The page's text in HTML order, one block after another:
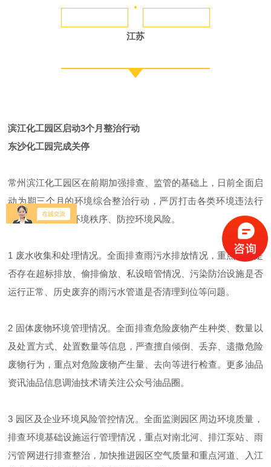
江苏
滨江化工园区启动3个月整治行动
东沙化工园完成关停
常州滨江化工园区在前期加强排查、监管的基础上，日前全面启
动为期三个月的环境综合整治行动，严厉打击各类环境违法行
为，进一步规范环境秩序、防控环境风险。
1 废水收集和处理情况。全面排查雨污水排放情况，重点检查是
否存在超标排放、偷排偷放、私设暗管情况、污染防治设施是否
运行正常、历史废弃的雨污水管道是否清理到位等问题。
2 固体废物环境管理情况。全面排查危险废物产生种类、数量以
及处置方式、处置数量等信息，严查擅自倾倒、丢弃、遗撒危险
废物行为，重点对危险废物产生量、去向等进行检查。更多油品
资讯油品信息调油技术请关注公众号油品圈。
3 园区及企业环境风险管控情况。全面监测园区周边环境质量，
排查环境基础设施运行管理情况，重点对南北河、排江泵站、雨
污管网进行排查整治，加快推进园区空气质量和重点河道、入江